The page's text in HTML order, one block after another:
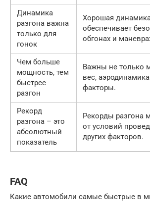
Динамика
разгона важна
только для
гонок
Хорошая
обеспечивает
обгонах и
Чем больше
мощность, тем
быстрее
разгон
Важны не только
вес,
факторы.
Рекорд
разгона – это
абсолютный
показатель
Рекорды разгона
от условий
других факторов.
FAQ
Какие автомобили самые быстрые в